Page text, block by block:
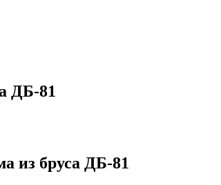
ДБ-81
из бруса ДБ-81